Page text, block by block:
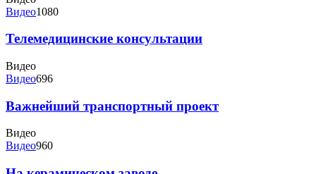
Видео1080
Телемедицинские консультации
Видео
Видео696
Важнейший транспортный проект
Видео
Видео960